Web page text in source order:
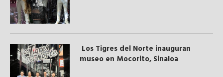
Los Tigres del Norte inauguran
museo en Mocorito, Sinaloa